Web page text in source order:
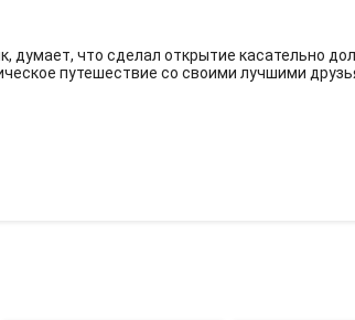
думает, что сделал открытие касательно
путешествие со своими лучшими